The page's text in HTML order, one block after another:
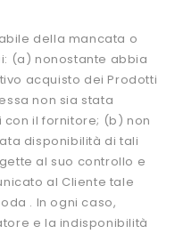
della mancata o
(a) nonostante abbia
acquisto dei Prodotti
non sia stata
il fornitore; (b) non
disponibilità di tali
al suo controllo e
al Cliente tale
. In ogni caso,
e la indisponibilità